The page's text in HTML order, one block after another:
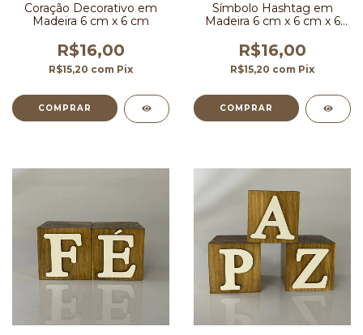
Coração Decorativo em
Madeira 6 cm x 6 cm
R$16,00
R$15,20 com Pix
Símbolo Hashtag em
Madeira 6 cm x 6 cm x 6
R$16,00
R$15,20 com Pix